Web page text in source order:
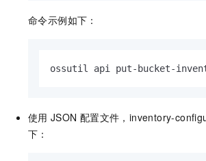
命令示例如下：
ossutil api put-bucket-
使用 JSON 配置文件，inventory-
下：